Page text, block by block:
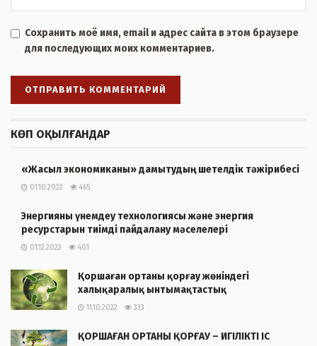
Сохранить моё имя, email и адрес сайта в этом браузере
для последующих моих комментариев.
КӨП ОҚЫЛҒАНДАР
«Жасыл экономиканы» дамытудың шетелдік тәжірибесі
01.10.2022 465
Энергияны үнемдеу технологиясы және энергия
ресурстарын тиімді пайдалану мәселелері
01.12.2022 401
Қоршаған ортаны қорғау жөніндегі
халықаралық ынтымақтастық
11.10.2022 333
ҚОРШАҒАН ОРТАНЫ ҚОРҒАУ – ИГІЛІКТІ ІС